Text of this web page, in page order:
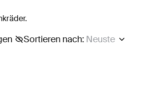
Sortieren nach: Neuste